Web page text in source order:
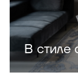
В стиле